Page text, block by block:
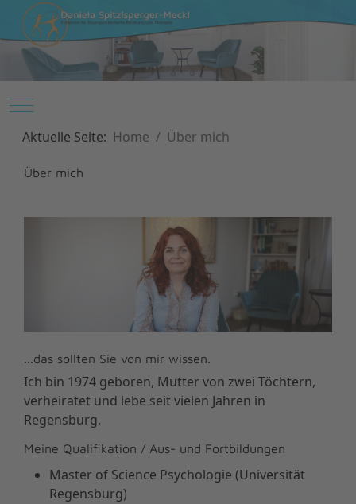
Mobile Menu Toggle
Aktuelle Seite: Home Über mich
Über mich
...das sollten Sie von mir wissen.
Ich bin 1974 geboren, Mutter von zwei Töchtern,
verheiratet und lebe seit vielen Jahren in
Regensburg.
Meine Qualifikation / Aus- und Fortbildungen
Master of Science Psychologie (Universität
Regensburg)